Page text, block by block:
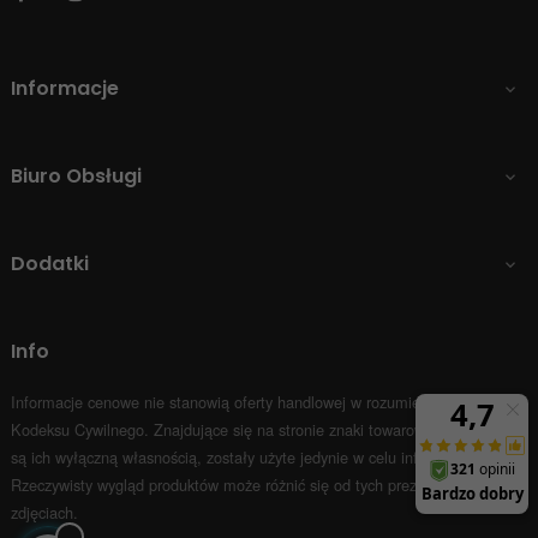
Informacje 
Biuro Obsługi 
Dodatki 
Info
Informacje cenowe nie stanowią oferty handlowej w rozumieniu Art.66 par.1
Kodeksu Cywilnego. Znajdujące się na stronie znaki towarowe i nazwy firm
są ich wyłączną własnością, zostały użyte jedynie w celu informacyjnym.
Rzeczywisty wygląd produktów może różnić się od tych prezentowanych na
zdjęciach.